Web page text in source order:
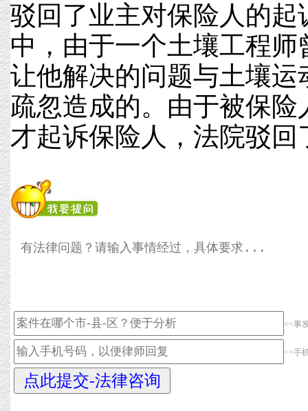
驳回了业主对保险人的起
中，由于一个土壤工程
让他解决的问题与土壤运
疏忽造成的。由于被保
才起诉保险人，法院驳
<<事
<<手